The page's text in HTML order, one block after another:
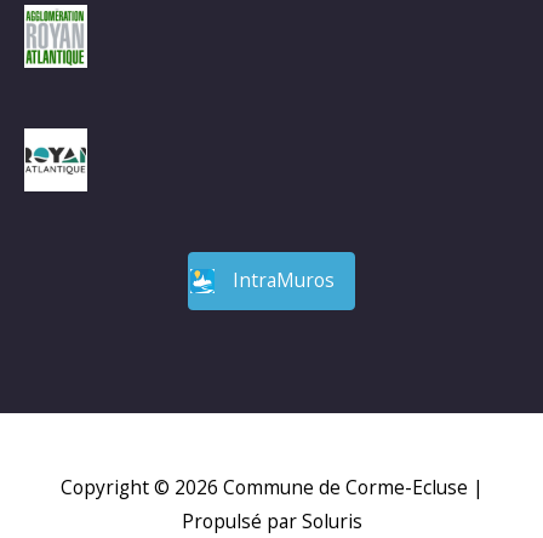
IntraMuros
Copyright © 2026 Commune de Corme-Ecluse |
Propulsé par Soluris